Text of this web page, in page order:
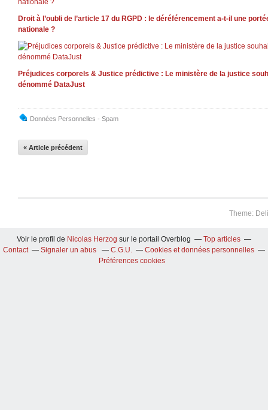
Droit à l’oubli de l’article 17 du RGPD : le déréférencement a-t-il une
nationale ?
Préjudices corporels & Justice prédictive : Le ministère de la justice
dénommé DataJust
Données Personnelles - Spam
« Article précédent
Theme:
Voir le profil de Nicolas Herzog sur le portail Overblog
Top articles
Contact
Signaler un abus C.G.U.
Cookies et données personnelles
Préférences cookies